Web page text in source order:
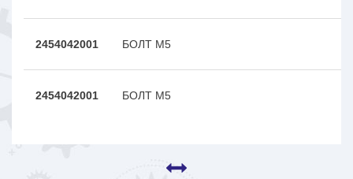
2454042001 БОЛТ М5
2454042001 БОЛТ М5